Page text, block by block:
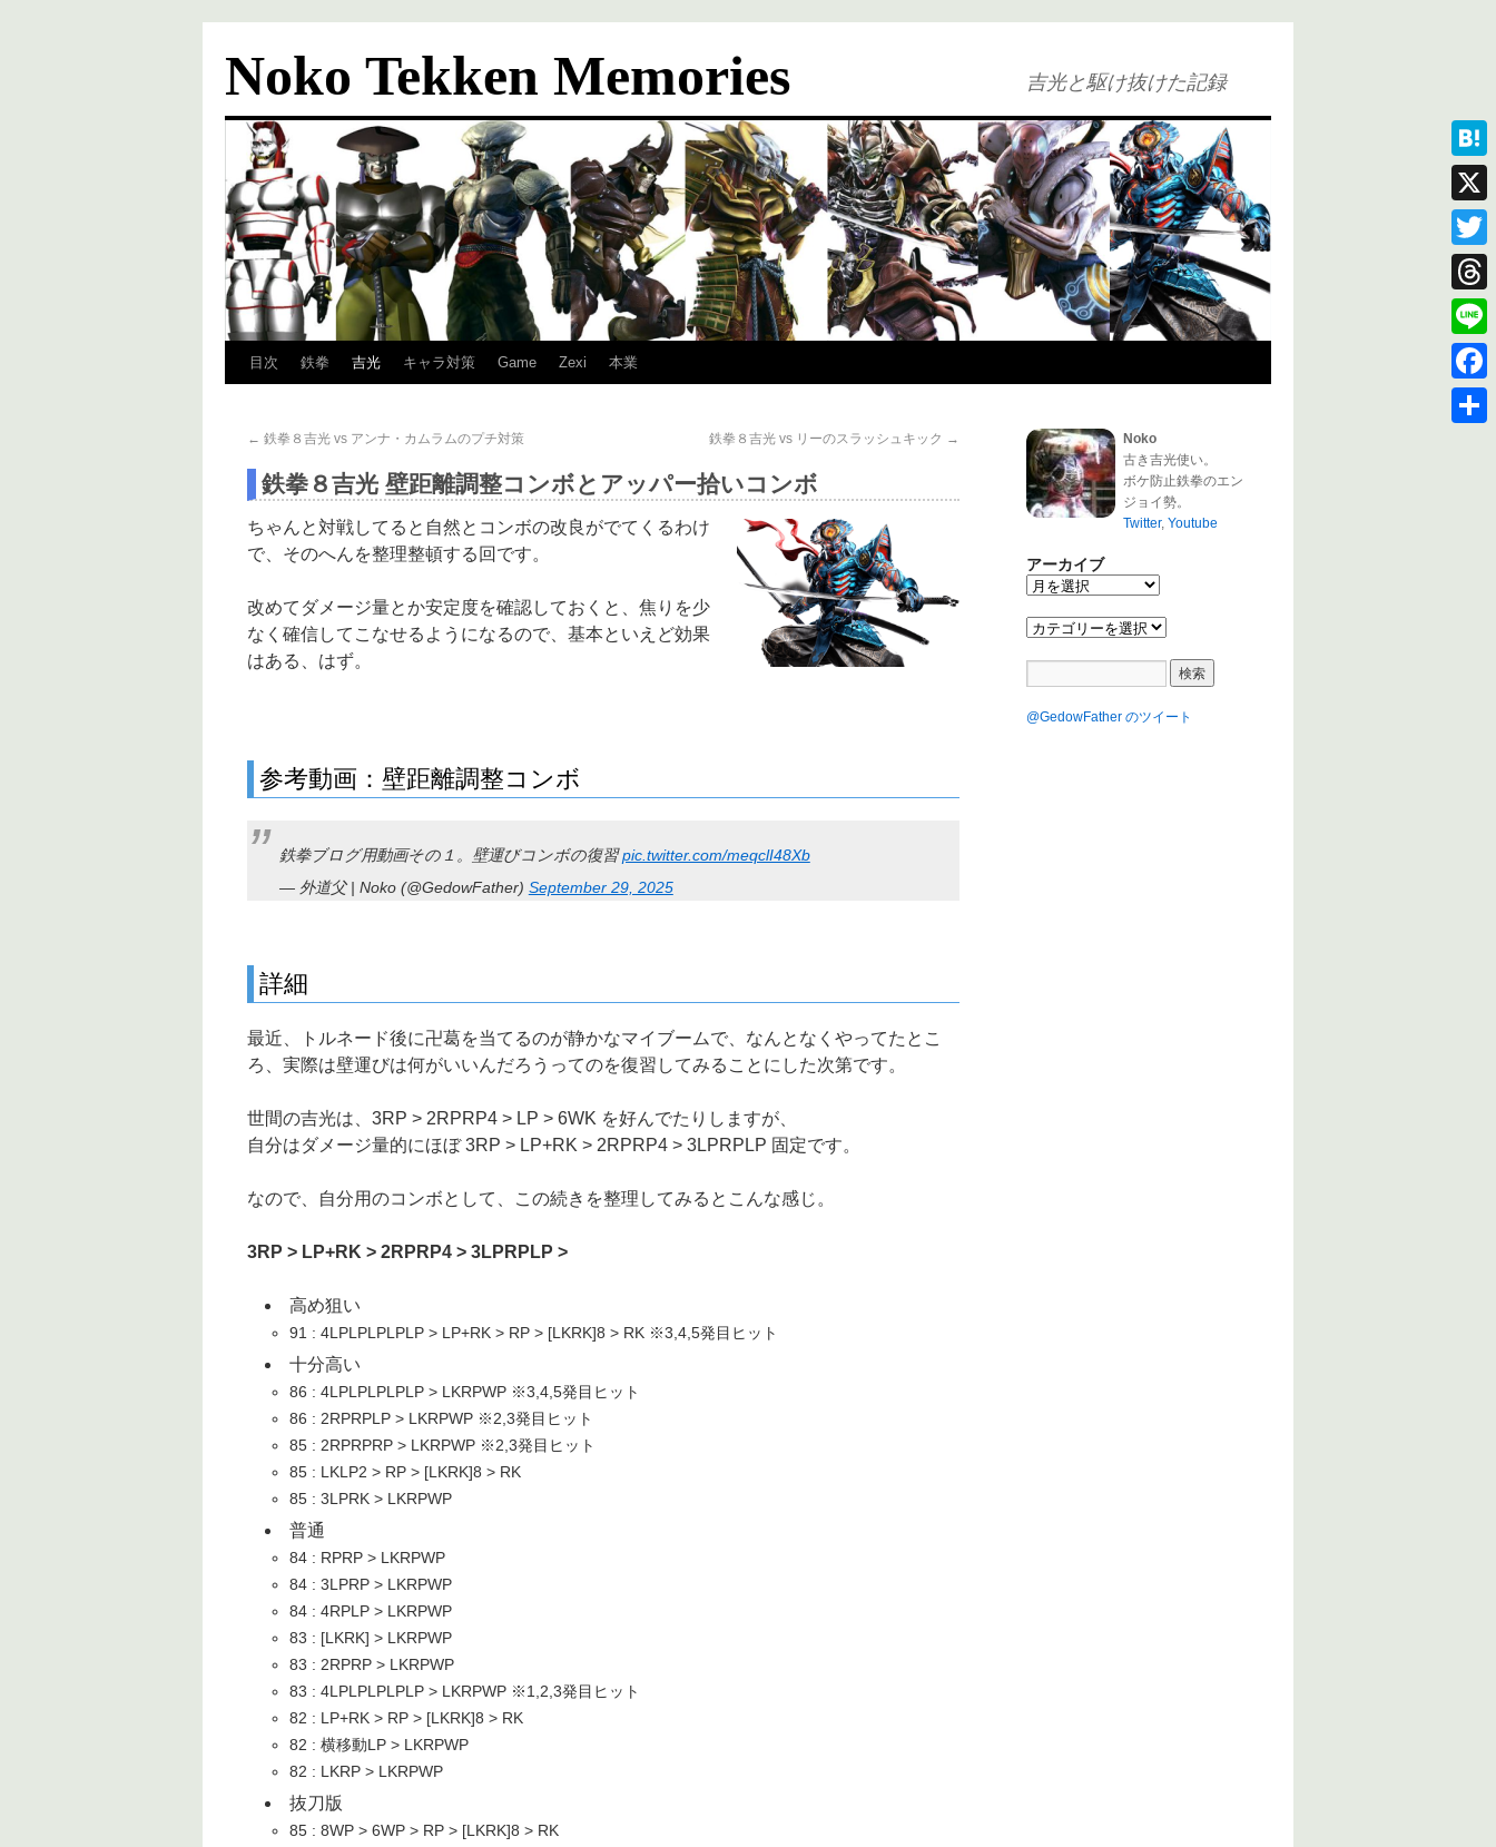
Noko Tekken Memories 吉光と駆け抜けた記録
目次 鉄拳 吉光 キャラ対策 Game Zexi 本業
← 鉄拳８吉光 vs アンナ・カムラムのプチ対策 鉄拳８吉光 vs リーのスラッシュキック →
鉄拳８吉光 壁距離調整コンボとアッパー拾いコンボ
ちゃんと対戦してると自然とコンボの改良がでてくるわけ
で、そのへんを整理整頓する回です。
改めてダメージ量とか安定度を確認しておくと、焦りを少
なく確信してこなせるようになるので、基本といえど効果
はある、はず。
参考動画：壁距離調整コンボ
鉄拳ブログ用動画その１。壁運びコンボの復習pic.twitter.com/meqclI48Xb
— 外道父 | Noko (@GedowFather) September 29, 2025
詳細
最近、トルネード後に卍葛を当てるのが静かなマイブームで、なんとなくやってたとこ
ろ、実際は壁運びは何がいいんだろうってのを復習してみることにした次第です。
世間の吉光は、3RP > 2RPRP4 > LP > 6WK を好んでたりしますが、
自分はダメージ量的にほぼ 3RP > LP+RK > 2RPRP4 > 3LPRPLP 固定です。
なので、自分用のコンボとして、この続きを整理してみるとこんな感じ。
3RP > LP+RK > 2RPRP4 > 3LPRPLP >
高め狙い
91 : 4LPLPLPLPLP > LP+RK > RP > [LKRK]8 > RK ※3,4,5発目ヒット
十分高い
86 : 4LPLPLPLPLP > LKRPWP ※3,4,5発目ヒット
86 : 2RPRPLP > LKRPWP ※2,3発目ヒット
85 : 2RPRPRP > LKRPWP ※2,3発目ヒット
85 : LKLP2 > RP > [LKRK]8 > RK
85 : 3LPRK > LKRPWP
普通
84 : RPRP > LKRPWP
84 : 3LPRP > LKRPWP
84 : 4RPLP > LKRPWP
83 : [LKRK] > LKRPWP
83 : 2RPRP > LKRPWP
83 : 4LPLPLPLPLP > LKRPWP ※1,2,3発目ヒット
82 : LP+RK > RP > [LKRK]8 > RK
82 : 横移動LP > LKRPWP
82 : LKRP > LKRPWP
抜刀版
85 : 8WP > 6WP > RP > [LKRK]8 > RK
Noko
古き吉光使い。
ボケ防止鉄拳のエン
ジョイ勢。
Twitter,Youtube
アーカイブ
@GedowFather のツイート
Hatena
X
Twitter
Line